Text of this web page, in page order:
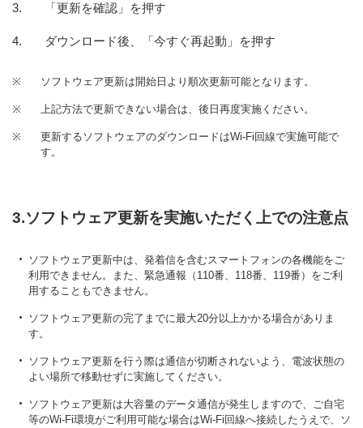
「更新を確認」を押す
ダウンロード後、「今すぐ再起動」を押す
※ ソフトウェア更新は開始日より順次更新可能となります。
※ 上記方法で更新できない場合は、後日再度実施ください。
※
更新するソフトウェアのダウンロードはWi-Fi回線で実施可能で
す。
3.ソフトウェア更新を実施いただく上での注意点
ソフトウェア更新中は、発着信を含むスマートフォンの各機能をご
利用できません。また、緊急通報（110番、118番、119番）をご利
用することもできません。
ソフトウェア更新の完了までに最大20分以上かかる場合がありま
す。
ソフトウェア更新を行う際は通信が切断されないよう、電波状態の
よい場所で移動せずに実施してください。
ソフトウェア更新は大容量のデータ通信が発生しますので、ご自宅
等のWi-Fi環境がご利用可能な場合はWi-Fi回線へ接続したうえで、ソ